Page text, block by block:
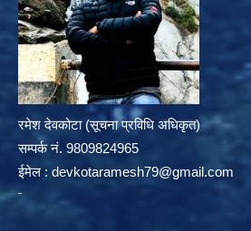
रमेश देवकोटा (सूचना प्रविधि अधिकृत)
सम्पर्क न‌ं. 9809824965
ईमेल : devkotaramesh79@gmail.com